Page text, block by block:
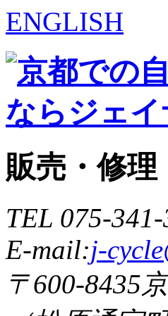
ENGLISH
販売・修
TEL 075-
E-mail:j-
〒600-8435